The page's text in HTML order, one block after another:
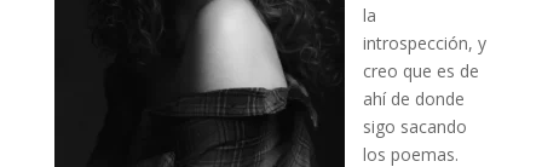
la
introspección, y
creo que es de
ahí de donde
sigo sacando
los poemas.